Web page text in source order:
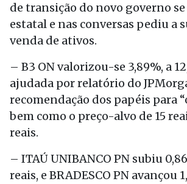
de transição do novo governo
estatal e nas conversas pediu a
venda de ativos.
– B3 ON valorizou-se 3,89%, a
ajudada por relatório do
recomendação dos papéis para
bem como o preço-alvo de 15
reais.
– ITAÚ UNIBANCO PN subiu
reais, e BRADESCO PN avançou